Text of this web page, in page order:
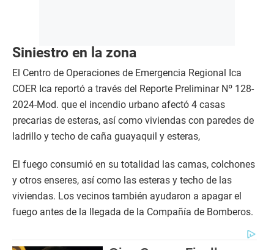
Siniestro en la zona
El Centro de Operaciones de Emergencia Regional Ica
COER Ica reportó a través del Reporte Preliminar Nº 128-
2024-Mod. que el incendio urbano afectó 4 casas
precarias de esteras, así como viviendas con paredes de
ladrillo y techo de caña guayaquil y esteras,
El fuego consumió en su totalidad las camas, colchones
y otros enseres, así como las esteras y techo de las
viviendas. Los vecinos también ayudaron a apagar el
fuego antes de la llegada de la Compañía de Bomberos.